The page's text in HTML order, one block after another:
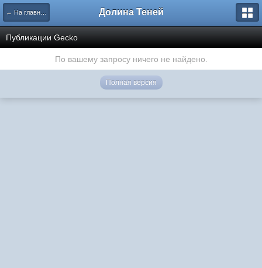
← На главную Долина Теней
Публикации Gecko
По вашему запросу ничего не найдено.
Полная версия